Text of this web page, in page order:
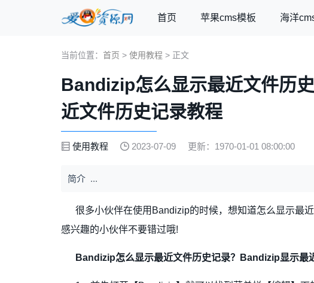
首页 苹果cms模板 海洋
当前位置： 首页 > 使用教程 > 正文
Bandizip怎么显示最近文件历
近文件历史记录教程
使用教程 2023-07-09 更新：1970-01-01 08:00:00
简介 ...
很多小伙伴在使用Bandizip的时候，想知道怎么显示最近
感兴趣的小伙伴不要错过哦!
Bandizip怎么显示最近文件历史记录？Bandizip显示最